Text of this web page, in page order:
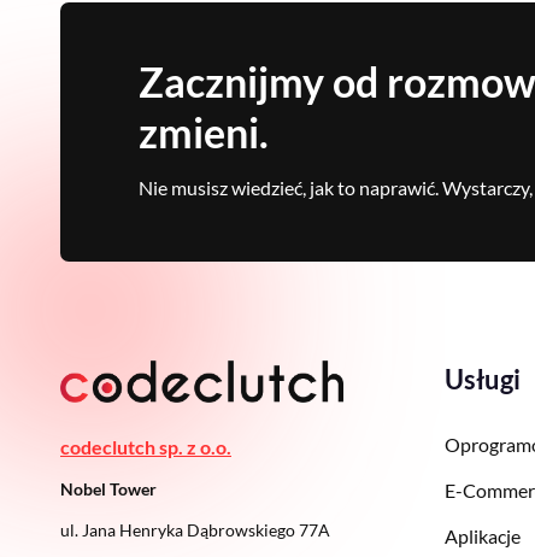
Zacznijmy od
zmieni.
Nie musisz wiedzieć, jak to naprawić. Wystarczy,
codeclutch sp. z o.o.
Nobel Tower
ul. Jana Henryka Dąbrowskiego 77A
Usługi
E-
Aplikacje